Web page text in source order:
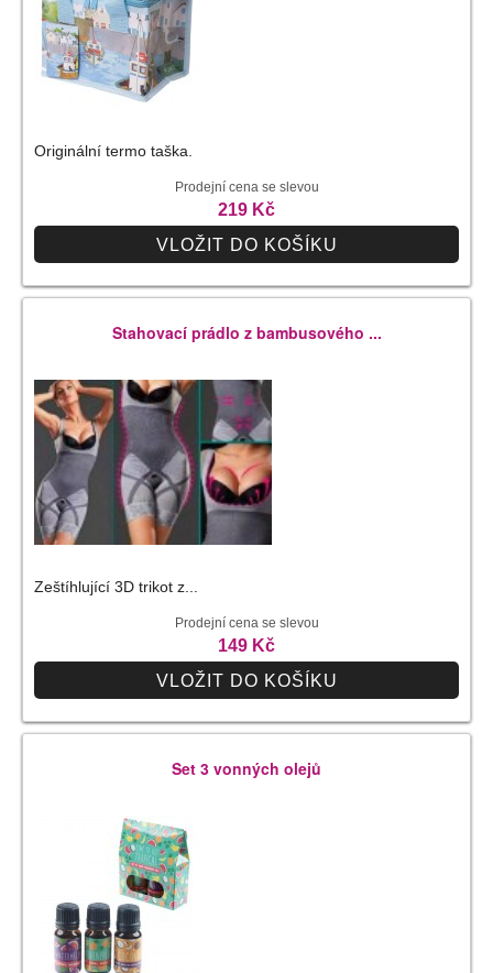
Originální termo taška.
Prodejní cena se slevou
219 Kč
VLOŽIT DO KOŠÍKU
Stahovací prádlo z bambusového ...
Zeštíhlující 3D trikot z...
Prodejní cena se slevou
149 Kč
VLOŽIT DO KOŠÍKU
Set 3 vonných olejů